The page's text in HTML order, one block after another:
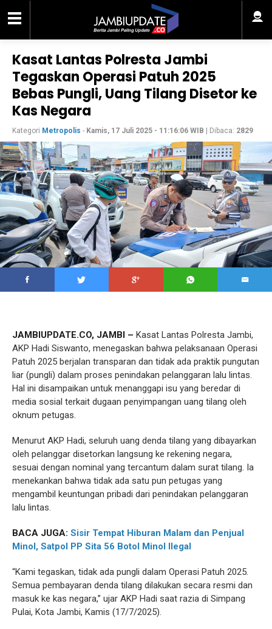
Kasat Lantas Polresta Jambi
Tegaskan Operasi Patuh 2025
Bebas Pungli, Uang Tilang Disetor ke
Kas Negara
Kategori Metropolis - Kamis, 17 Juli 2025 - 11:16:06 WIB | Dibaca: 2829
JAMBIUPDATE.CO, JAMBI – Kasat Lantas Polresta Jambi,
AKP Hadi Siswanto, menegaskan bahwa pelaksanaan Operasi
Patuh 2025 berjalan transparan dan tidak ada praktik pungutan
liar (pungli) dalam proses penindakan pelanggaran lalu lintas.
Hal ini disampaikan untuk menanggapi isu yang beredar di
media sosial terkait dugaan penyimpangan uang tilang oleh
oknum petugas.
Menurut AKP Hadi, seluruh uang denda tilang yang dibayarkan
oleh pelanggar disetorkan langsung ke rekening negara,
sesuai dengan nominal yang tercantum dalam surat tilang. Ia
menekankan bahwa tidak ada satu pun petugas yang
mengambil keuntungan pribadi dari penindakan pelanggaran
lalu lintas.
BACA JUGA: Sisir Tempat Hiburan Malam dan Penjual
Minol, Satpol PP Sita 56 Botol Minol Ilegal
“Kami tegaskan, tidak ada pungli dalam Operasi Patuh 2025.
Semua pembayaran denda tilang dilakukan secara resmi dan
masuk ke kas negara,” ujar AKP Hadi saat razia di Simpang
Pulai, Kota Jambi, Kamis (17/7/2025).